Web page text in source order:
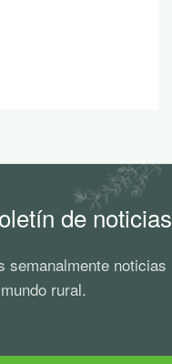
de noticias
semanalmente noticias
rural.